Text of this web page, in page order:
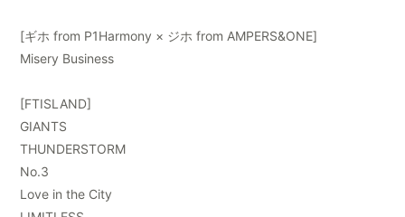
[ギホ from P1Harmony × ジホ from AMPERS&ONE]
Misery Business
[FTISLAND]
GIANTS
THUNDERSTORM
No.3
Love in the City